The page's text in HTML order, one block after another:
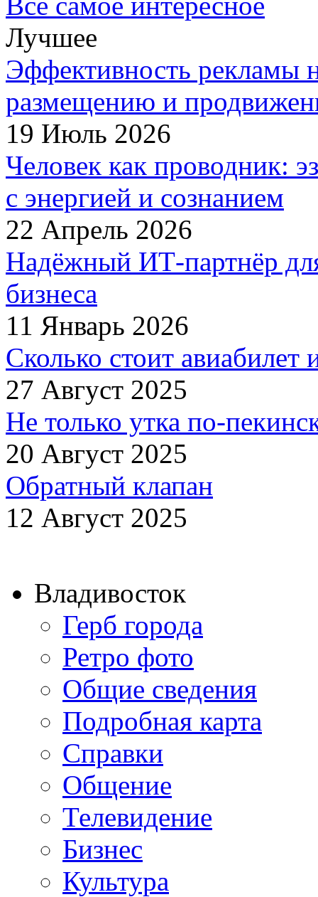
Лучшее
Эффективность рекламы
размещению и
19 Июль 2026
Человек как проводник:
с энергией и сознанием
22 Апрель 2026
Надёжный ИТ-партнёр
бизнеса
11 Январь 2026
Сколько стоит авиабилет
27 Август 2025
Не только утка по-
20 Август 2025
Обратный клапан
12 Август 2025
Владивосток
Герб города
Ретро фото
Общие сведения
Подробная карта
Справки
Общение
Телевидение
Бизнеc
Культура